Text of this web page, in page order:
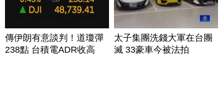
傳伊朗有意談判！道瓊彈
238點 台積電ADR收高
太子集團洗錢大軍在台團
滅 33豪車今被法拍